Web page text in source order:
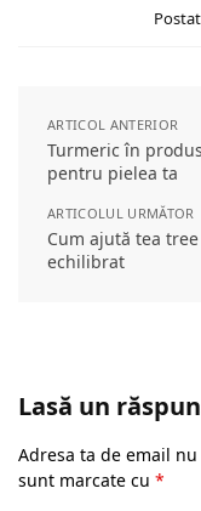
ARTICOL ANTERIOR
Turmeric în
pentru pielea ta
ARTICOLUL URMĂTOR
Cum ajută tea
echilibrat
Lasă un
Adresa ta de email
sunt marcate cu *